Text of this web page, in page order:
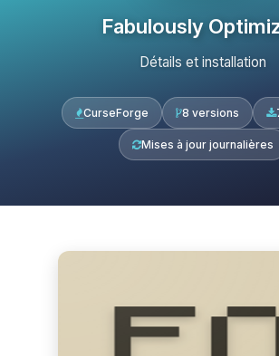
Fabulously
Détails et installation
CurseForge 8 versions
Mises à jour journalières